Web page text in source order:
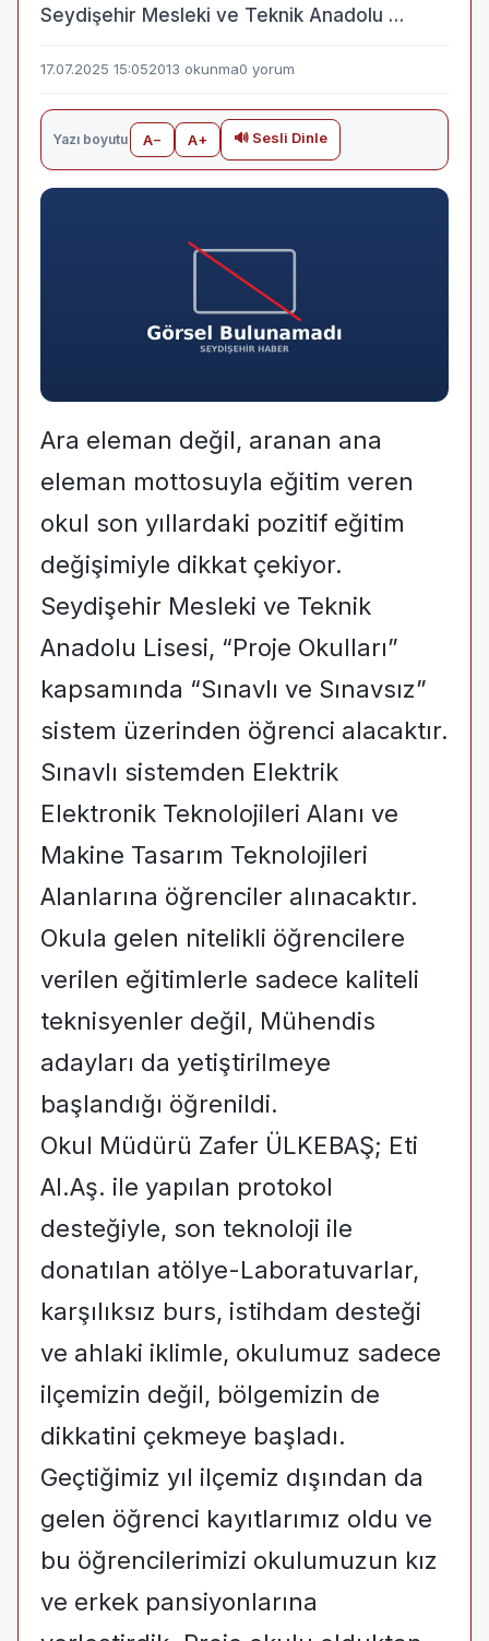
Seydişehir Mesleki ve Teknik Anadolu …
17.07.2025 15:052013 okunma0 yorum
Yazı boyutu A− A+ 🔊 Sesli Dinle
Ara eleman değil, aranan ana
eleman mottosuyla eğitim veren
okul son yıllardaki pozitif eğitim
değişimiyle dikkat çekiyor.
Seydişehir Mesleki ve Teknik
Anadolu Lisesi, “Proje Okulları”
kapsamında “Sınavlı ve Sınavsız”
sistem üzerinden öğrenci alacaktır.
Sınavlı sistemden Elektrik
Elektronik Teknolojileri Alanı ve
Makine Tasarım Teknolojileri
Alanlarına öğrenciler alınacaktır.
Okula gelen nitelikli öğrencilere
verilen eğitimlerle sadece kaliteli
teknisyenler değil, Mühendis
adayları da yetiştirilmeye
başlandığı öğrenildi.
Okul Müdürü Zafer ÜLKEBAŞ; Eti
Al.Aş. ile yapılan protokol
desteğiyle, son teknoloji ile
donatılan atölye-Laboratuvarlar,
karşılıksız burs, istihdam desteği
ve ahlaki iklimle, okulumuz sadece
ilçemizin değil, bölgemizin de
dikkatini çekmeye başladı.
Geçtiğimiz yıl ilçemiz dışından da
gelen öğrenci kayıtlarımız oldu ve
bu öğrencilerimizi okulumuzun kız
ve erkek pansiyonlarına